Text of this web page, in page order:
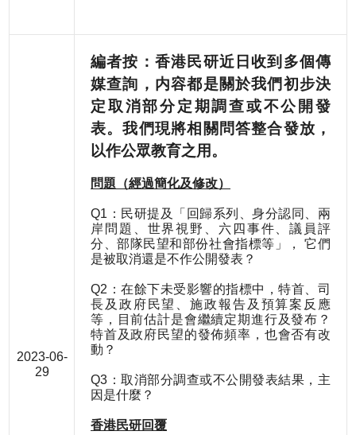
2023-06-
29
編者按：香港民研近日收到多個傳
媒查詢，内容都是關於我們初步決
定取消部分定期調查或不公開發
表。我們現將相關問答整合發放，
以作公眾教育之用。
問題（經過簡化及修改）
Q1：民研提及「回歸系列、身分認同、兩
岸問題、世界視野、六四事件、議員評
分、部隊民望和部份社會指標等」， 它們
是被取消還是不作公開發表？
Q2：在餘下未受影響的指標中，特首、司
長及政府民望、施政報告及預算案反應
等，目前估計是會繼續定期進行及發布？
特首及政府民望的發佈頻率，也會否有改
動？
Q3：取消部分調查或不公開發表結果，主
因是什麼？
香港民研回覆